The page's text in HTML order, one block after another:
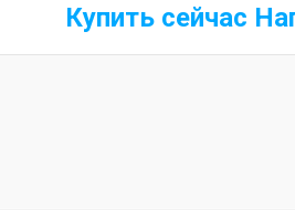
Купить сейчас